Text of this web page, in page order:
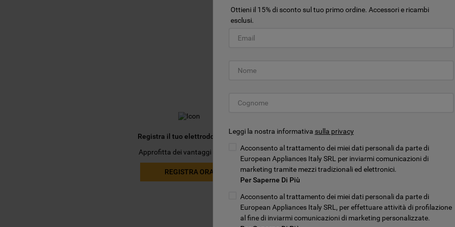
Customer Service Elettrodomestici
Registra il tuo elettrodomestico
Approfitta dei vantaggi esclusivi
REGISTRA ORA
Manuali di istruzioni
Consulta o scarica i manuali
VEDI I MANUALI
acconsenti all'utilizzo di tutti i nostri cookie
Ottieni il 15% di sconto sul tuo primo ordine. Accessori e ricambi
esclusi.
Leggi la nostra informativa sulla privacy
Acconsento al trattamento dei miei dati personali da parte di
European Appliances Italy SRL per inviarmi comunicazioni di
marketing tramite mezzi tradizionali ed elettronici.
Per Saperne Di Più
Acconsento al trattamento dei miei dati personali da parte di
European Appliances Italy SRL, per effettuare attività di profilazione
al fine di inviarmi comunicazioni di marketing personalizzate.